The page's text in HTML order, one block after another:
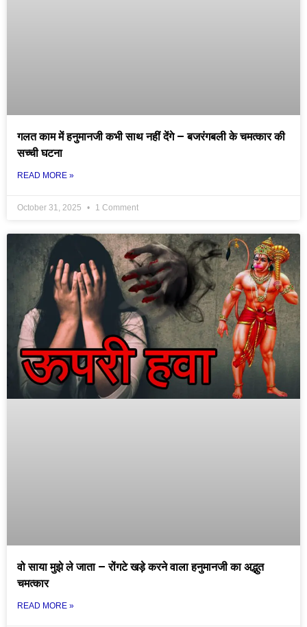
गलत काम में हनुमानजी कभी साथ नहीं देंगे – बजरंगबली के चमत्कार की
सच्ची घटना
READ MORE »
October 31, 2025 1 Comment
वो साया मुझे ले जाता – रोंगटे खड़े करने वाला हनुमानजी का अद्भुत
चमत्कार
READ MORE »